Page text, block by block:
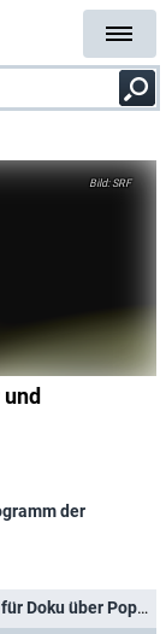
SRF
der
"KYLIE": Netflix verrät Starttermin für Doku über Pop-Ikone Kylie Minogue